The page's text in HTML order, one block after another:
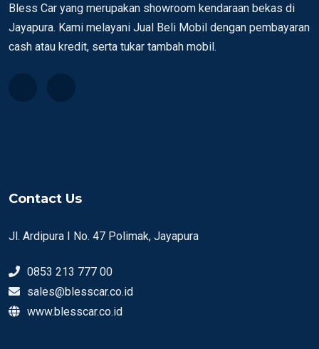
Bless Car yang merupakan showroom kendaraan bekas di
Jayapura. Kami melayani Jual Beli Mobil dengan pembayaran
cash atau kredit, serta tukar tambah mobil.
Contact Us
Jl. Ardipura I No. 47 Polimak, Jayapura
0853 213 777 00
sales@blesscar.co.id
www.blesscar.co.id